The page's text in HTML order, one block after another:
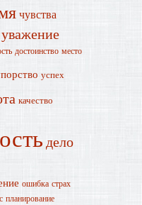
чувства
уважение
достоинство место
успех
качество
дело
ошибка страх
планирование